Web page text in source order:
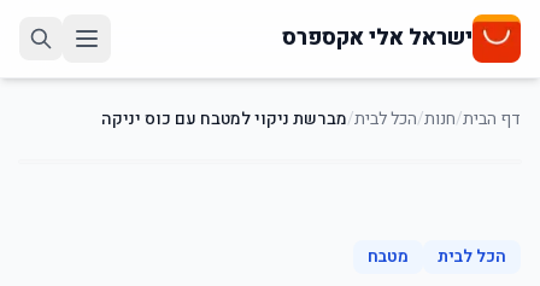
ישראל אלי אקספרס
דף הבית/חנות/הכל לבית/מברשת ניקוי למטבח עם כוס יניקה
הכל לבית
מטבח